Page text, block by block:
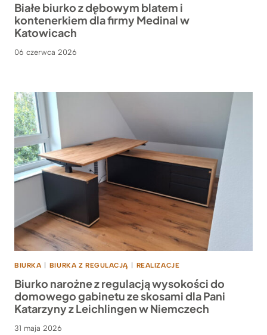
Białe biurko z dębowym blatem i
kontenerkiem dla firmy Medinal w
Katowicach
06 czerwca 2026
BIURKA | BIURKA Z REGULACJĄ | REALIZACJE
Biurko narożne z regulacją wysokości do
domowego gabinetu ze skosami dla Pani
Katarzyny z Leichlingen w Niemczech
31 maja 2026